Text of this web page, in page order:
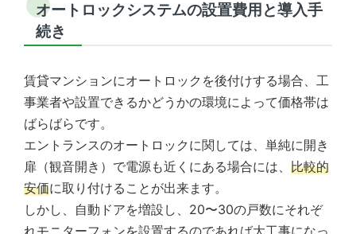
オートロックシステムの設置費用と導入手
続き
賃貸マンションにオートロックを後付けする場合、工
事業者や設置できるかどうかの環境によって価格帯は
ばらばらです。
エントランスのオートロックに関しては、単純に開き
扉（観音開き）で電源も近くにある場合には、 比較的
安価に取り付けることが出来ます。
しかし、自動ドアを増設し、20〜30の戸数にそれぞ